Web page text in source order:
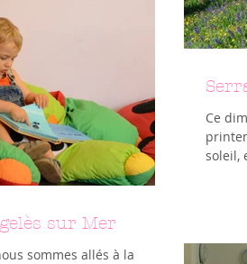
Ce
soleil,
sur Mer
sommes allés à la